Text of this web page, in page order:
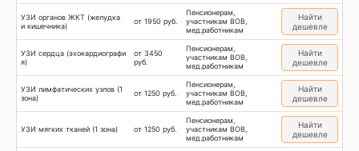
УЗИ органов ЖКТ (желудка
и кишечника)
от 1950 руб.
Пенсионерам,
участникам ВОВ,
мед.работникам
Найти
дешевле
УЗИ сердца (эхокардиографи
я)
от 3450
руб.
Пенсионерам,
участникам ВОВ,
мед.работникам
Найти
дешевле
УЗИ лимфатических узлов (1
зона)
от 1250 руб.
Пенсионерам,
участникам ВОВ,
мед.работникам
Найти
дешевле
УЗИ мягких тканей (1 зона) от 1250 руб.
Пенсионерам,
участникам ВОВ,
мед.работникам
Найти
дешевле